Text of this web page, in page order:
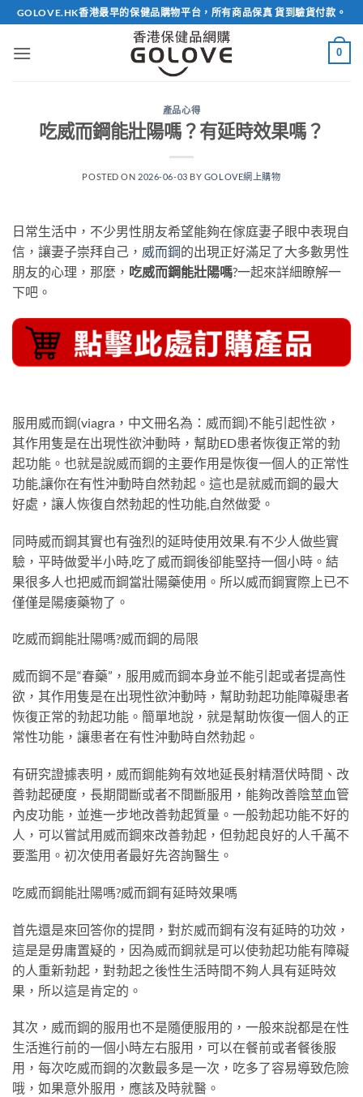
Skip
to
content
GOLOVE.HK香港最早的保健品購物平台，所有商品保真 貨到驗貨付款。
0
產品心得
吃威而鋼能壯陽嗎？有延時效果嗎？
POSTED ON 2026-06-03 BY GOLOVE網上購物
日常生活中，不少男性朋友希望能夠在傢庭妻子眼中表現自
信，讓妻子崇拜自己， 威而鋼的出現正好滿足了大多數男性
朋友的心理，那麼， 吃威而鋼能壯陽嗎?一起來詳細瞭解一
下吧。
服用威而鋼(viagra，中文冊名為：威而鋼)不能引起性欲，
其作用隻是在出現性欲沖動時，幫助ED患者恢復正常的勃
起功能。也就是說威而鋼的主要作用是恢復一個人的正常性
功能,讓你在有性沖動時自然勃起。這也是就威而鋼的最大
好處，讓人恢復自然勃起的性功能,自然做愛。
同時威而鋼其實也有強烈的延時使用效果.有不少人做些實
驗，平時做愛半小時,吃了威而鋼後卻能堅持一個小時。結
果很多人也把威而鋼當壯陽藥使用。所以威而鋼實際上已不
僅僅是陽痿藥物了。
吃威而鋼能壯陽嗎?威而鋼的局限
威而鋼不是“春藥”，服用威而鋼本身並不能引起或者提高性
欲，其作用隻是在出現性欲沖動時，幫助勃起功能障礙患者
恢復正常的勃起功能。簡單地說，就是幫助恢復一個人的正
常性功能，讓患者在有性沖動時自然勃起。
有研究證據表明，威而鋼能夠有效地延長射精潛伏時間、改
善勃起硬度，長期間斷或者不間斷服用，能夠改善陰莖血管
內皮功能，並進一步地改善勃起質量。一般勃起功能不好的
人，可以嘗試用威而鋼來改善勃起，但勃起良好的人千萬不
要濫用。初次使用者最好先咨詢醫生。
吃威而鋼能壯陽嗎?威而鋼有延時效果嗎
首先還是來回答你的提問，對於威而鋼有沒有延時的功效，
這是是毋庸置疑的，因為威而鋼就是可以使勃起功能有障礙
的人重新勃起，對勃起之後性生活時間不夠人具有延時效
果，所以這是肯定的。
其次，威而鋼的服用也不是隨便服用的，一般來說都是在性
生活進行前的一個小時左右服用，可以在餐前或者餐後服
用，每次吃威而鋼的次數最多是一次，吃多了容易導致危險
哦，如果意外服用，應該及時就醫。